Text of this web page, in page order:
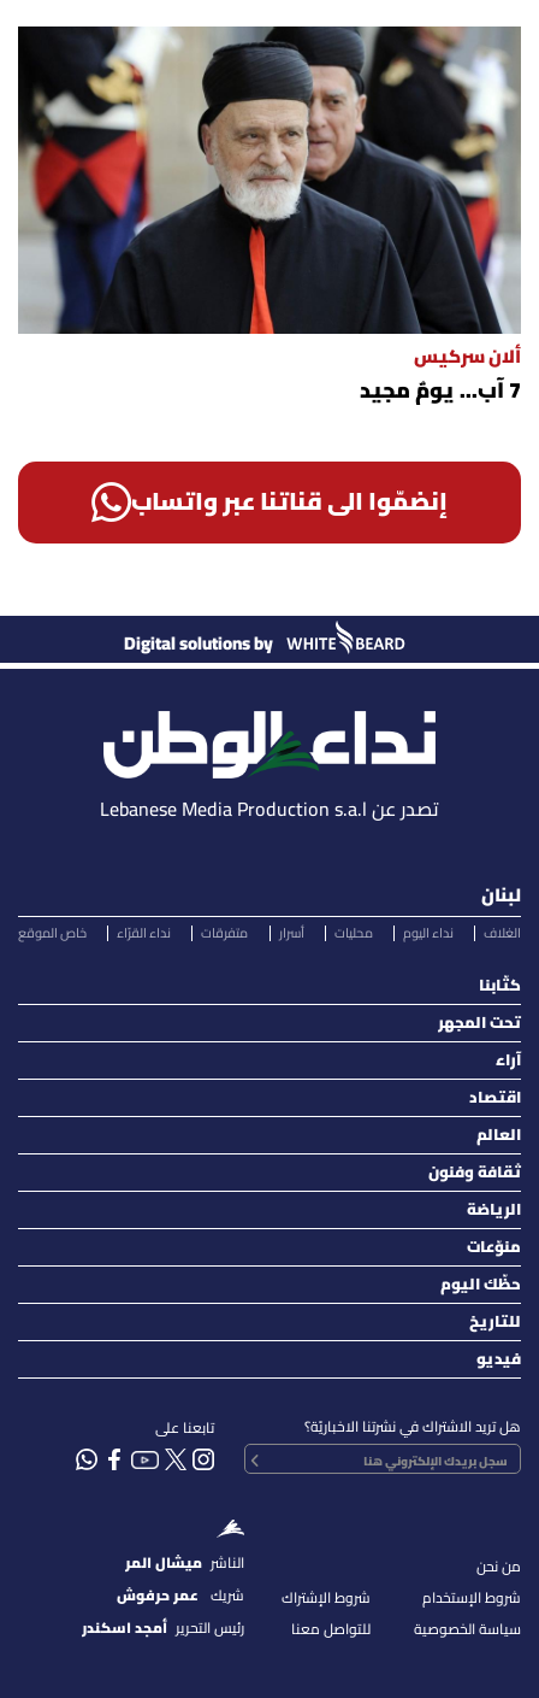
ألان سركيس
7 آب... يومٌ مجيد
إنضمّوا الى قناتنا عبر واتساب
Digital solutions by
تصدر عن Lebanese Media Production s.a.l
لبنان
الغلاف نداء اليوم محليات أسرار متفرقات نداء القرّاء خاص الموقع
كتّابنا
تحت المجهر
آراء
اقتصاد
العالم
ثقافة وفنون
الرياضة
منوّعات
حظّك اليوم
للتاريخ
فيديو
هل تريد الاشتراك في نشرتنا الاخباريّة؟ تابعنا على
من نحن
شروط الإستخدام
سياسة الخصوصية
شروط الإشتراك
للتواصل معنا
الناشر ميشال المر
شريك عمر حرفوش
رئيس التحرير أمجد اسكندر